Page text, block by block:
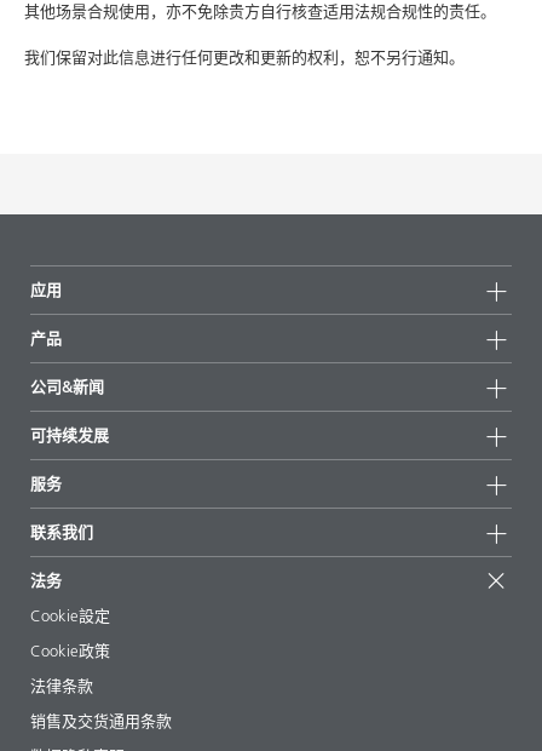
其他场景合规使用，亦不免除贵方自行核查适用法规合规性的责任。
我们保留对此信息进行任何更改和更新的权利，恕不另行通知。
应用
产品
所有产品
重点推荐
公司&新闻
新闻
新闻和媒体
地区和分销商
展会和活动
可持续发展
可持续产品
成功案例
EcoVadis
认证
服务
起始配方
文章
电子书
法规事务
助剂指南 App
视频
联系我们
法务
Cookie設定
Cookie政策
法律条款
销售及交货通用条款